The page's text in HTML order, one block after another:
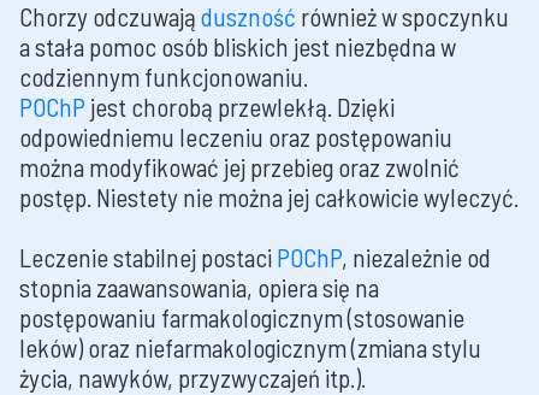
Chorzy odczuwają duszność również w spoczynku
a stała pomoc osób bliskich jest niezbędna w
codziennym funkcjonowaniu.
POChP jest chorobą przewlekłą. Dzięki
odpowiedniemu leczeniu oraz postępowaniu
można modyfikować jej przebieg oraz zwolnić
postęp. Niestety nie można jej całkowicie wyleczyć.
Leczenie stabilnej postaci POChP, niezależnie od
stopnia zaawansowania, opiera się na
postępowaniu farmakologicznym (stosowanie
leków) oraz niefarmakologicznym (zmiana stylu
życia, nawyków, przyzwyczajeń itp.).